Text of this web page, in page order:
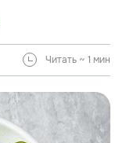
Читать ~ 1 мин